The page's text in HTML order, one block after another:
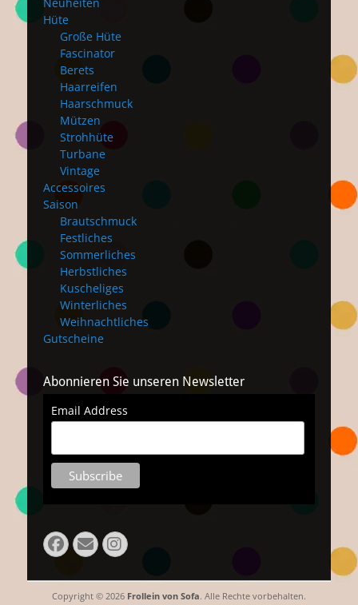
Hüte
Große Hüte
Fascinator
Berets
Haarreifen
Haarschmuck
Mützen
Strohhüte
Turbane
Vintage
Accessoires
Saison
Brautschmuck
Festliches
Sommerliches
Herbstliches
Kuscheliges
Winterliches
Weihnachtliches
Gutscheine
Abonnieren Sie unseren Newsletter
Email Address
Facebook
E-
Mail
Instagram
Copyright © 2026 Frollein von Sofa. Alle Rechte vorbehalten.